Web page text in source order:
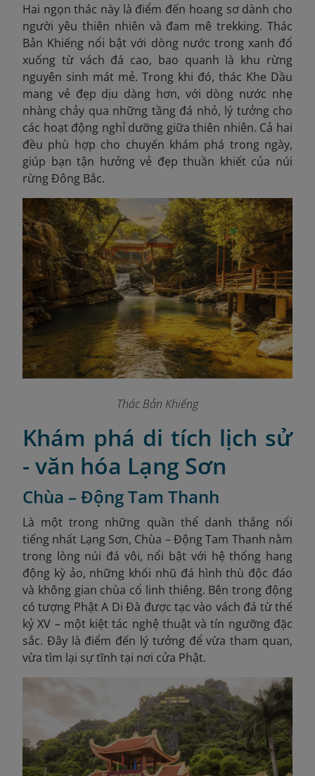
Hai ngọn thác này là điểm đến hoang sơ dành cho
người yêu thiên nhiên và đam mê trekking. Thác
Bản Khiếng nổi bật với dòng nước trong xanh đổ
xuống từ vách đá cao, bao quanh là khu rừng
nguyên sinh mát mẻ. Trong khi đó, thác Khe Dầu
mang vẻ đẹp dịu dàng hơn, với dòng nước nhẹ
nhàng chảy qua những tầng đá nhỏ, lý tưởng cho
các hoạt động nghỉ dưỡng giữa thiên nhiên. Cả hai
đều phù hợp cho chuyến khám phá trong ngày,
giúp bạn tận hưởng vẻ đẹp thuần khiết của núi
rừng Đông Bắc.
Thác Bản Khiếng
Khám phá di tích lịch sử
- văn hóa Lạng Sơn
Chùa – Động Tam Thanh
Là một trong những quần thể danh thắng nổi
tiếng nhất Lạng Sơn, Chùa – Động Tam Thanh nằm
trong lòng núi đá vôi, nổi bật với hệ thống hang
động kỳ ảo, những khối nhũ đá hình thù độc đáo
và không gian chùa cổ linh thiêng. Bên trong động
có tượng Phật A Di Đà được tạc vào vách đá từ thế
kỷ XV – một kiệt tác nghệ thuật và tín ngưỡng đặc
sắc. Đây là điểm đến lý tưởng để vừa tham quan,
vừa tìm lại sự tĩnh tại nơi cửa Phật.